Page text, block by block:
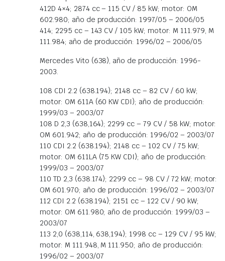
412D 4×4; 2874 cc – 115 CV / 85 kW; motor: OM
602.980; año de producción: 1997/05 – 2006/05
414; 2295 cc – 143 CV / 105 kW; motor: M 111.979, M
111.984; año de producción: 1996/02 – 2006/05
Mercedes Vito (638), año de producción: 1996-
2003.
108 CDI 2.2 (638.194); 2148 cc – 82 CV / 60 kW;
motor: OM 611A (60 KW CDI); año de producción:
1999/03 – 2003/07
108 D 2,3 (638,164); 2299 cc – 79 CV / 58 kW; motor:
OM 601.942; año de producción: 1996/02 – 2003/07
110 CDI 2.2 (638.194); 2148 cc – 102 CV / 75 kW;
motor: OM 611LA (75 KW CDI); año de producción:
1999/03 – 2003/07
110 TD 2,3 (638.174); 2299 cc – 98 CV / 72 kW; motor:
OM 601.970; año de producción: 1996/02 – 2003/07
112 CDI 2.2 (638.194); 2151 cc – 122 CV / 90 kW;
motor: OM 611.980; año de producción: 1999/03 –
2003/07
113 2,0 (638,114, 638,194); 1998 cc – 129 CV / 95 kW;
motor: M 111.948, M 111.950; año de producción:
1996/02 – 2003/07